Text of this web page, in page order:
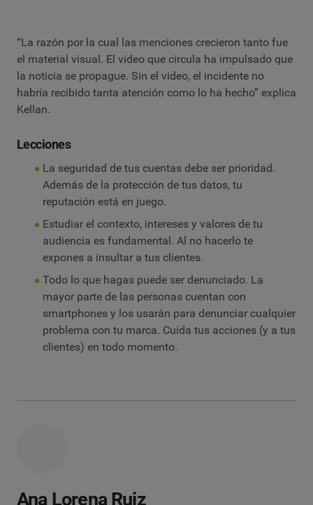
“La razón por la cual las menciones crecieron tanto fue
el material visual. El video que circula ha impulsado que
la noticia se propague. Sin el video, el incidente no
habría recibido tanta atención como lo ha hecho” explica
Kellan.
Lecciones
La seguridad de tus cuentas debe ser prioridad.
Además de la protección de tus datos, tu
reputación está en juego.
Estudiar el contexto, intereses y valores de tu
audiencia es fundamental. Al no hacerlo te
expones a insultar a tus clientes.
Todo lo que hagas puede ser denunciado. La
mayor parte de las personas cuentan con
smartphones y los usarán para denunciar cualquier
problema con tu marca. Cuida tus acciones (y a tus
clientes) en todo momento.
Ana Lorena Ruiz